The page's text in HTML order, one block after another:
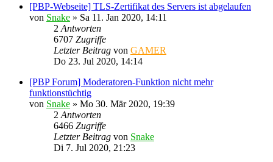
[PBP-Webseite] TLS-Zertifikat des Servers ist abgelaufen
von Snake » Sa 11. Jan 2020, 14:11
2 Antworten
6707 Zugriffe
Letzter Beitrag von GAMER
Do 23. Jul 2020, 14:14
[PBP Forum] Moderatoren-Funktion nicht mehr
funktionstüchtig
von Snake » Mo 30. Mär 2020, 19:39
2 Antworten
6466 Zugriffe
Letzter Beitrag von Snake
Di 7. Jul 2020, 21:23